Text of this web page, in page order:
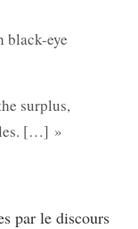
black-eye
surplus,
[…] »
par le discours